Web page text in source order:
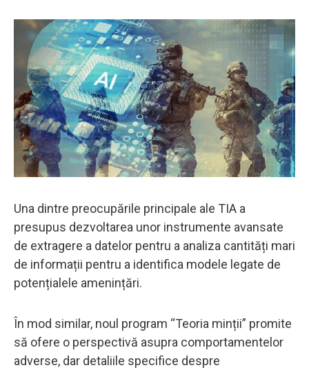
Una dintre preocupările principale ale TIA a
presupus dezvoltarea unor instrumente avansate
de extragere a datelor pentru a analiza cantități mari
de informații pentru a identifica modele legate de
potențialele amenințări.
În mod similar, noul program “Teoria minții” promite
să ofere o perspectivă asupra comportamentelor
adverse, dar detaliile specifice despre